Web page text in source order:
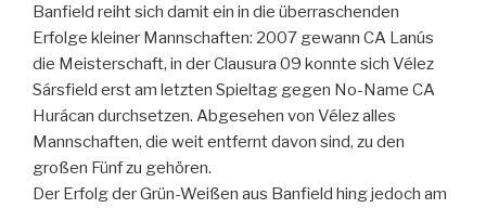
Banfield reiht sich damit ein in die überraschenden
Erfolge kleiner Mannschaften: 2007 gewann CA Lanús
die Meisterschaft, in der Clausura 09 konnte sich Vélez
Sársfield erst am letzten Spieltag gegen No-Name CA
Hurácan durchsetzen. Abgesehen von Vélez alles
Mannschaften, die weit entfernt davon sind, zu den
großen Fünf zu gehören.
Der Erfolg der Grün-Weißen aus Banfield hing jedoch am